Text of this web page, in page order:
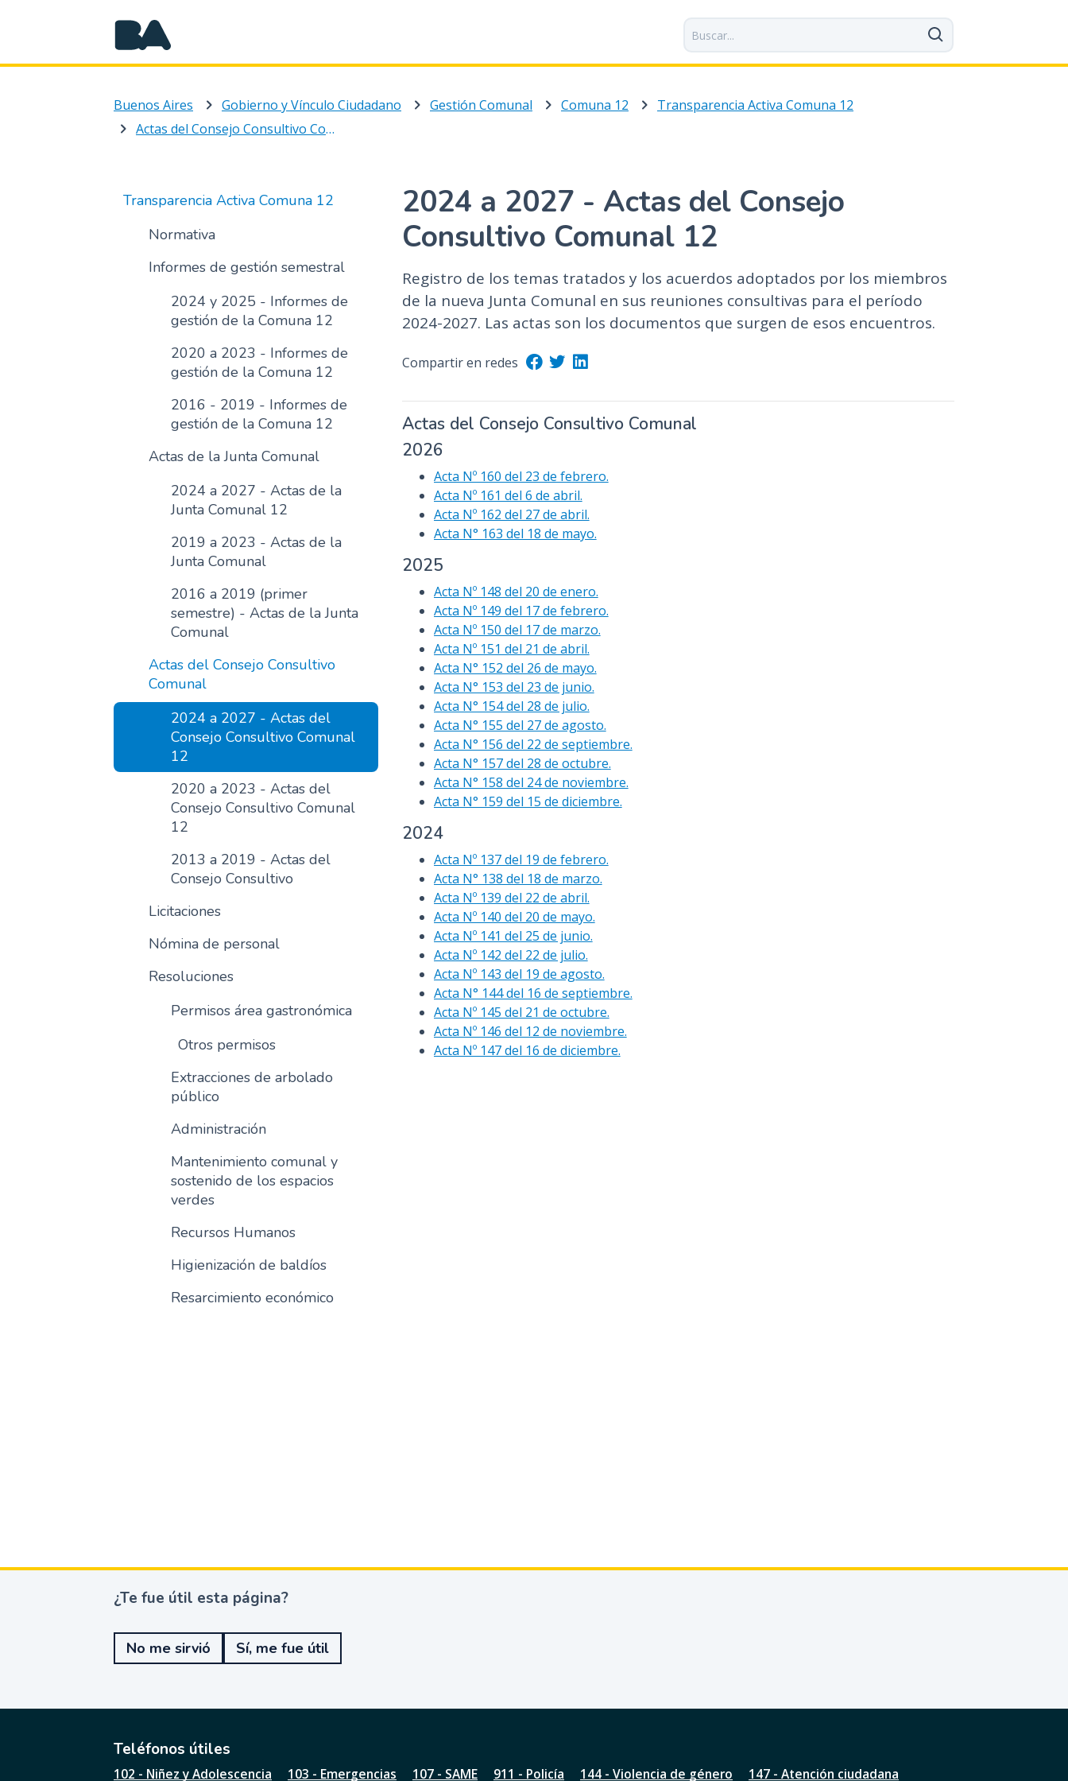
a
t
n
d
o
i
n
p
l
Buenos Aires Gobierno y Vínculo Ciudadano Gestión Comunal Comuna 12
Transparencia Activa Comuna 12
Actas del Consejo Consultivo Comunal
Transparencia Activa Comuna 12
Normativa
Informes de gestión semestral
2024 y 2025 - Informes de
gestión de la Comuna 12
2020 a 2023 - Informes de
gestión de la Comuna 12
2016 - 2019 - Informes de
gestión de la Comuna 12
Actas de la Junta Comunal
2024 a 2027 - Actas de la
Junta Comunal 12
2019 a 2023 - Actas de la
Junta Comunal
2016 a 2019 (primer
semestre) - Actas de la Junta
Comunal
Actas del Consejo Consultivo
Comunal
2024 a 2027 - Actas del
Consejo Consultivo Comunal
12
2020 a 2023 - Actas del
Consejo Consultivo Comunal
12
2013 a 2019 - Actas del
Consejo Consultivo
Licitaciones
Nómina de personal
Resoluciones
Permisos área gastronómica
Otros permisos
Extracciones de arbolado
público
Administración
Mantenimiento comunal y
sostenido de los espacios
verdes
Recursos Humanos
Higienización de baldíos
Resarcimiento económico
2024 a 2027 - Actas del Consejo
Consultivo Comunal 12
Registro de los temas tratados y los acuerdos adoptados por los miembros
de la nueva Junta Comunal en sus reuniones consultivas para el período
2024-2027. Las actas son los documentos que surgen de esos encuentros.
Compartir en redes
Actas del Consejo Consultivo Comunal
2026
Acta Nº 160 del 23 de febrero.
Acta Nº 161 del 6 de abril.
Acta Nº 162 del 27 de abril.
Acta N° 163 del 18 de mayo.
2025
Acta Nº 148 del 20 de enero.
Acta Nº 149 del 17 de febrero.
Acta Nº 150 del 17 de marzo.
Acta Nº 151 del 21 de abril.
Acta N° 152 del 26 de mayo.
Acta N° 153 del 23 de junio.
Acta N° 154 del 28 de julio.
Acta N° 155 del 27 de agosto.
Acta N° 156 del 22 de septiembre.
Acta N° 157 del 28 de octubre.
Acta N° 158 del 24 de noviembre.
Acta N° 159 del 15 de diciembre.
2024
Acta Nº 137 del 19 de febrero.
Acta N° 138 del 18 de marzo.
Acta Nº 139 del 22 de abril.
Acta Nº 140 del 20 de mayo.
Acta Nº 141 del 25 de junio.
Acta Nº 142 del 22 de julio.
Acta Nº 143 del 19 de agosto.
Acta N° 144 del 16 de septiembre.
Acta Nº 145 del 21 de octubre.
Acta Nº 146 del 12 de noviembre.
Acta Nº 147 del 16 de diciembre.
¿
e
u
t
l
¿Te fue útil esta página?
No me sirvió Sí, me fue útil
Teléfonos útiles
102 - Niñez y Adolescencia 103 - Emergencias 107 - SAME 911 - Policía 144 - Violencia de género 147 - Atención ciudadana